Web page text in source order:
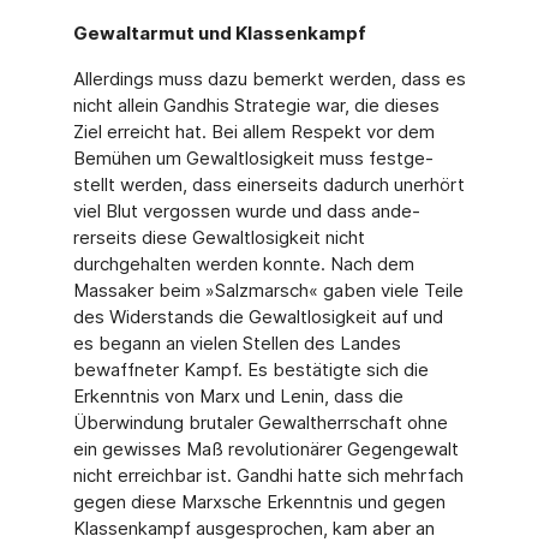
Gewaltarmut und Klassenkampf
Allerdings muss dazu bemerkt werden, dass es
nicht allein Gandhis Strategie war, die die­ses
Ziel erreicht hat. Bei allem Respekt vor dem
Bemühen um Gewaltlosigkeit muss festge­
stellt werden, dass einerseits dadurch unerhört
viel Blut vergossen wurde und dass ande­
rerseits diese Gewaltlosigkeit nicht
durchgehalten werden konnte. Nach dem
Massaker beim »Salzmarsch« gaben viele Teile
des Widerstands die Gewaltlosigkeit auf und
es be­gann an vielen Stellen des Landes
bewaffneter Kampf. Es bestätigte sich die
Erkenntnis von Marx und Lenin, dass die
Überwindung brutaler Gewaltherrschaft ohne
ein gewisses Maß revolutionärer Gegengewalt
nicht erreichbar ist. Gandhi hatte sich mehrfach
gegen diese Marxsche Erkenntnis und gegen
Klassenkampf ausgesprochen, kam aber an